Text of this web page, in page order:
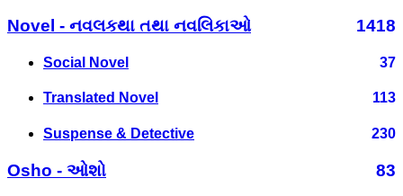
Novel - નવલકથા તથા નવલિકાઓ
1418
Social Novel 37
Translated Novel 113
Suspense & Detective 230
Osho - ઓશો
83